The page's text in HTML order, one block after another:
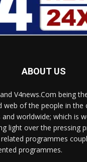
ABOUT US
V4news.Com being
web of the people in the
worldwide; which is
light over the pressing
programmes
programmes.